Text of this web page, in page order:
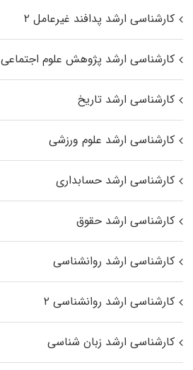
کارشناسی ارشد پدافند غیرعامل ۲
کارشناسی ارشد پژوهش علوم اجتماعی
کارشناسی ارشد تاریخ
کارشناسی ارشد علوم ورزشی
کارشناسی ارشد حسابداری
کارشناسی ارشد حقوق
کارشناسی ارشد روانشناسی
کارشناسی ارشد روانشناسی ۲
کارشناسی ارشد زبان شناسی